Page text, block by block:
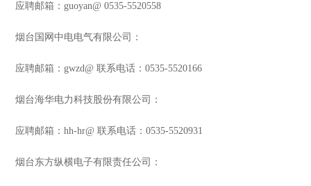
应聘邮箱：guoyan@ 0535-5520558
烟台国网中电电气有限公司：
应聘邮箱：gwzd@ 联系电话：0535-5520166
烟台海华电力科技股份有限公司：
应聘邮箱：hh-hr@ 联系电话：0535-5520931
烟台东方纵横电子有限责任公司：